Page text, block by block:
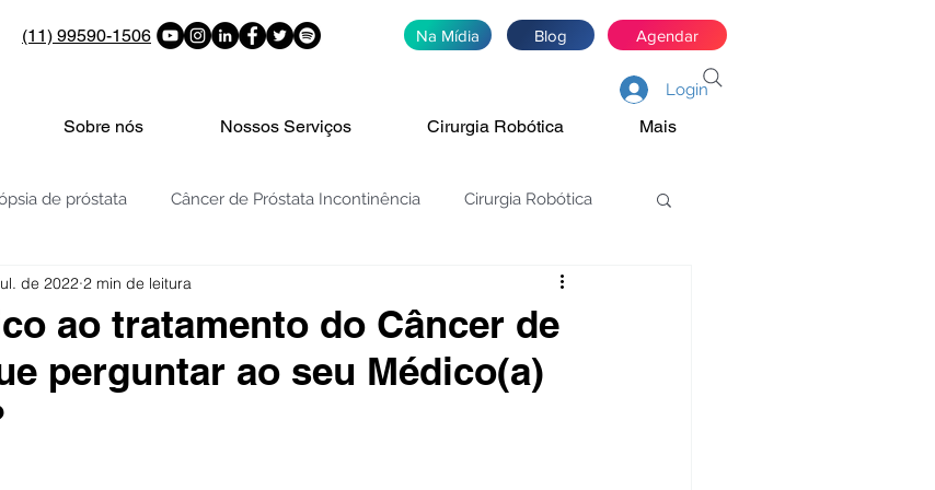
(11) 99590-1506 Na Mídia Blog Agendar
Login
Sobre nós Nossos Serviços Cirurgia Robótica Mais
de próstata Câncer de Próstata Incontinência Cirurgia Robótica
PSA | 4K | PHI | PCA3
Nódulos e cistos nos rins Cólica Renal Estenose de JUP
Próstata - H
ao tratamento do Câncer de
perguntar ao seu Médico(a)
de 2022 2 min de leitura